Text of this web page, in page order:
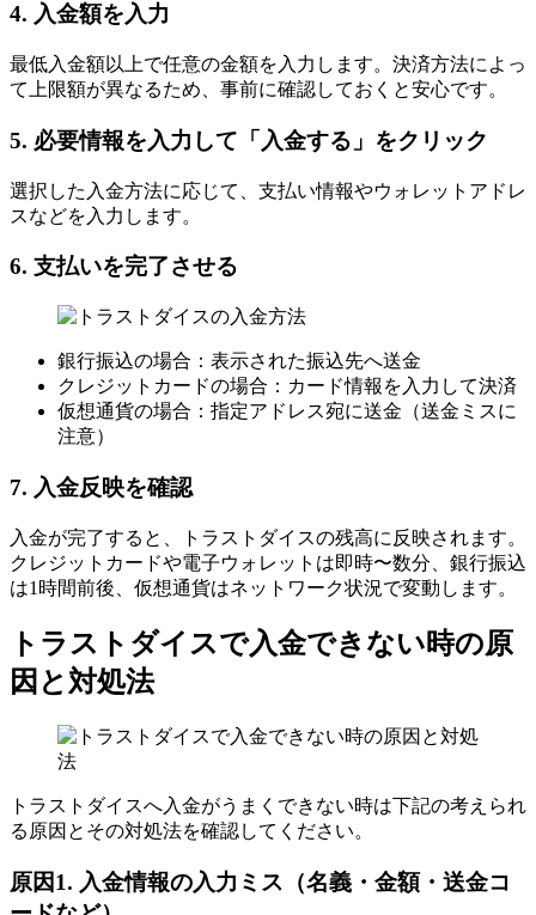
4. 入金額を入力
最低入金額以上で任意の金額を入力します。決済方法によっ
て上限額が異なるため、事前に確認しておくと安心です。
5. 必要情報を入力して「入金する」をクリック
選択した入金方法に応じて、支払い情報やウォレットアドレ
スなどを入力します。
6. 支払いを完了させる
銀行振込の場合：表示された振込先へ送金
クレジットカードの場合：カード情報を入力して決済
仮想通貨の場合：指定アドレス宛に送金（送金ミスに
注意）
7. 入金反映を確認
入金が完了すると、トラストダイスの残高に反映されます。
クレジットカードや電子ウォレットは即時〜数分、銀行振込
は1時間前後、仮想通貨はネットワーク状況で変動します。
トラストダイスで入金できない時の原
因と対処法
トラストダイスへ入金がうまくできない時は下記の考えられ
る原因とその対処法を確認してください。
原因1. 入金情報の入力ミス（名義・金額・送金コ